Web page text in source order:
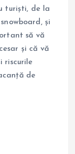
turiști, de la
și
să vă
și că vă
riscurile
de